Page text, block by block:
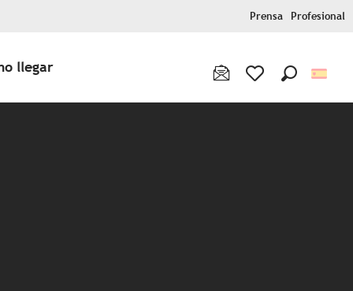
Prensa Profesional
llegar